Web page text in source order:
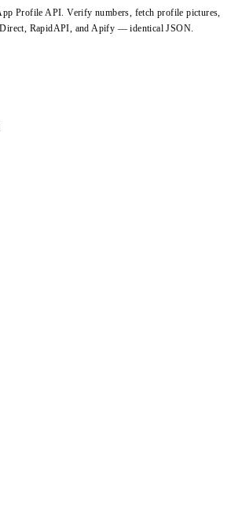
Profile API. Verify numbers, fetch profile pictures,
Direct, RapidAPI, and Apify — identical JSON.